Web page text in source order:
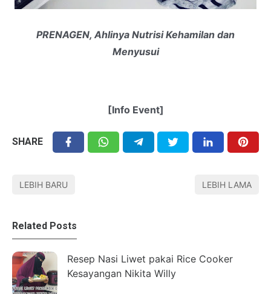
PRENAGEN, Ahlinya Nutrisi Kehamilan dan
Menyusui
[Info Event]
SHARE
LEBIH BARU LEBIH LAMA
Related Posts
Resep Nasi Liwet pakai Rice Cooker
Kesayangan Nikita Willy